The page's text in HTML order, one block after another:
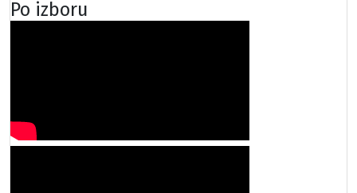
Po izboru